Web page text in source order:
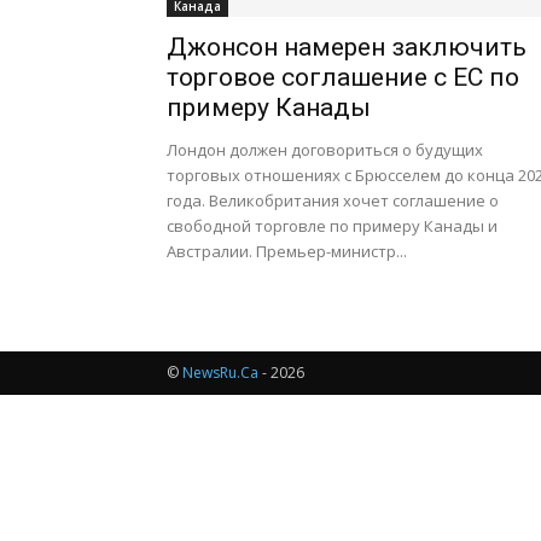
Канада
Джонсон намерен заключить
торговое соглашение с ЕС по
примеру Канады
Лондон должен договориться о будущих
торговых отношениях с Брюсселем до конца
года. Великобритания хочет соглашение о
свободной торговле по примеру Канады и
Австралии. Премьер-министр...
© NewsRu.Ca - 2026